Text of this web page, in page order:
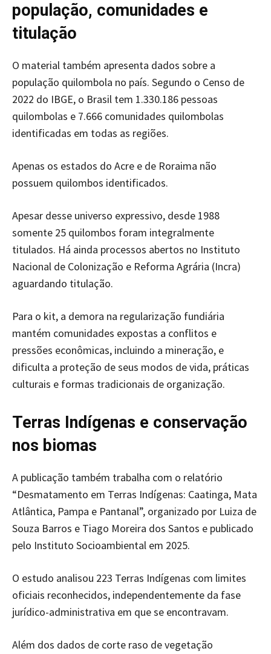
população, comunidades e
titulação
O material também apresenta dados sobre a
população quilombola no país. Segundo o Censo de
2022 do IBGE, o Brasil tem 1.330.186 pessoas
quilombolas e 7.666 comunidades quilombolas
identificadas em todas as regiões.
Apenas os estados do Acre e de Roraima não
possuem quilombos identificados.
Apesar desse universo expressivo, desde 1988
somente 25 quilombos foram integralmente
titulados. Há ainda processos abertos no Instituto
Nacional de Colonização e Reforma Agrária (Incra)
aguardando titulação.
Para o kit, a demora na regularização fundiária
mantém comunidades expostas a conflitos e
pressões econômicas, incluindo a mineração, e
dificulta a proteção de seus modos de vida, práticas
culturais e formas tradicionais de organização.
Terras Indígenas e conservação
nos biomas
A publicação também trabalha com o relatório
“Desmatamento em Terras Indígenas: Caatinga, Mata
Atlântica, Pampa e Pantanal”, organizado por Luiza de
Souza Barros e Tiago Moreira dos Santos e publicado
pelo Instituto Socioambiental em 2025.
O estudo analisou 223 Terras Indígenas com limites
oficiais reconhecidos, independentemente da fase
jurídico-administrativa em que se encontravam.
Além dos dados de corte raso de vegetação